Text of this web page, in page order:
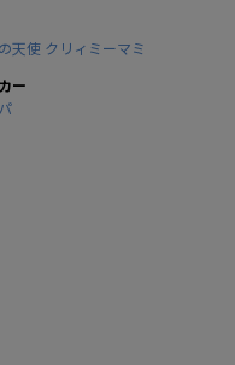
天使 クリィミーマミ
ー